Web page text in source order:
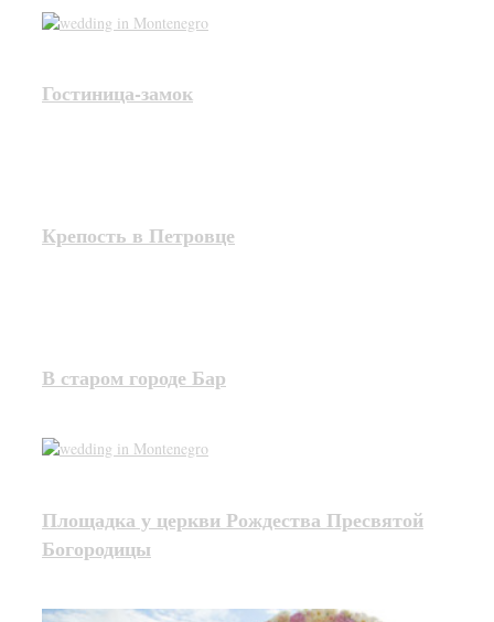
Гостиница-замок
Крепость в Петровце
В старом городе Бар
Площадка у церкви Рождества Пресвятой
Богородицы